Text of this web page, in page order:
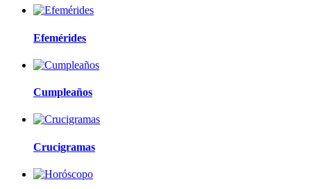
Efemérides
Cumpleaños
Crucigramas